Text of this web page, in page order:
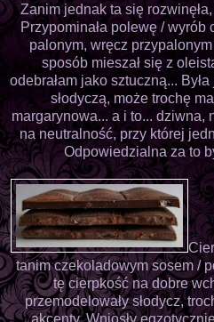
Zanim jednak ta się
Przypominała polewę /
palonym, wręcz
sposób mieszał się z
odebrałam jako sztuczną...
słodyczą, może trochę
margarynowa... a i to... dziwna,
na neutralność, przy której
Odpowiedzialna za to
tanim czekoladowym sosem /
tę cierpkość na dobre
przemodelowały słodycz,
akcenty. Wniosły